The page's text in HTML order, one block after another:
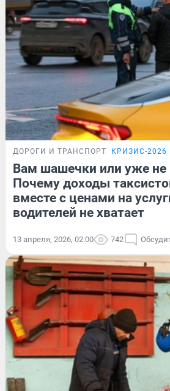
ДОРОГИ И ТРАНСПОРТ КРИЗИС-2026
Вам шашечки или уже не
Почему доходы
вместе с ценами на
водителей не хватает
13 апреля, 2026, 02:00 742